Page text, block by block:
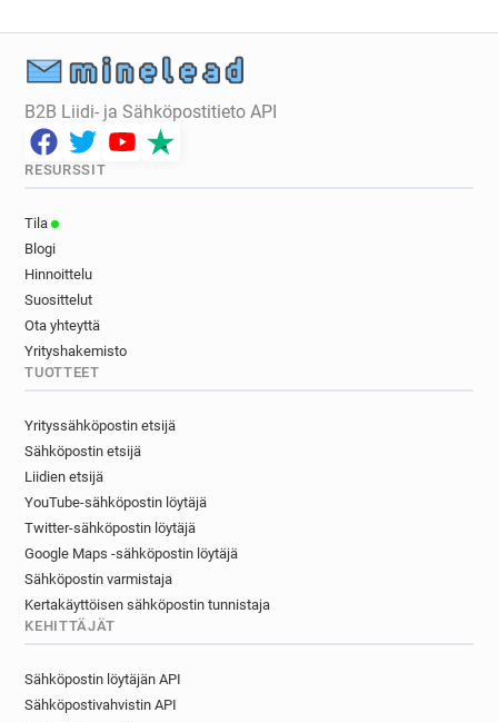
B2B Liidi- ja Sähköpostitieto API
RESURSSIT
Tila
Blogi
Hinnoittelu
Suosittelut
Ota yhteyttä
Yrityshakemisto
TUOTTEET
Yrityssähköpostin etsijä
Sähköpostin etsijä
Liidien etsijä
YouTube-sähköpostin löytäjä
Twitter-sähköpostin löytäjä
Google Maps -sähköpostin löytäjä
Sähköpostin varmistaja
Kertakäyttöisen sähköpostin tunnistaja
KEHITTÄJÄT
Sähköpostin löytäjän API
Sähköpostivahvistin API